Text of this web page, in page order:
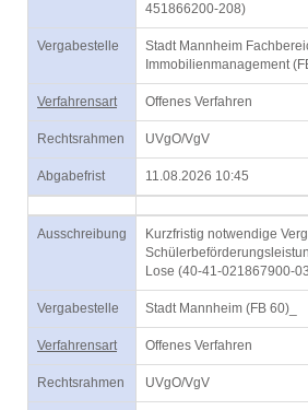
451866200-208)
Vergabestelle
Stadt Mannheim
Immobilienmanagement
Verfahrensart Offenes Verfahren
Rechtsrahmen UVgO/VgV
Abgabefrist 11.08.2026 10:45
Ausschreibung
Kurzfristig notwendige
Lose (40-41-021867900-
Vergabestelle Stadt Mannheim (FB 60)_
Verfahrensart Offenes Verfahren
Rechtsrahmen UVgO/VgV